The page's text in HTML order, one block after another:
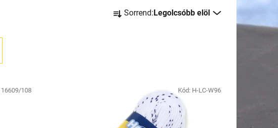
e Sorrend: Legolcsóbb elöl
16609/108 Kód: H-LC-W96